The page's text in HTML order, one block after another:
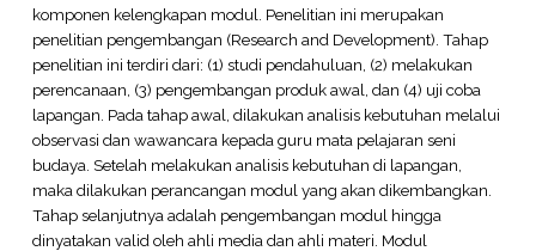
komponen kelengkapan modul. Penelitian ini merupakan
penelitian pengembangan (Research and Development). Tahap
penelitian ini terdiri dari: (1) studi pendahuluan, (2) melakukan
perencanaan, (3) pengembangan produk awal, dan (4) uji coba
lapangan. Pada tahap awal, dilakukan analisis kebutuhan melalui
observasi dan wawancara kepada guru mata pelajaran seni
budaya. Setelah melakukan analisis kebutuhan di lapangan,
maka dilakukan perancangan modul yang akan dikembangkan.
Tahap selanjutnya adalah pengembangan modul hingga
dinyatakan valid oleh ahli media dan ahli materi. Modul